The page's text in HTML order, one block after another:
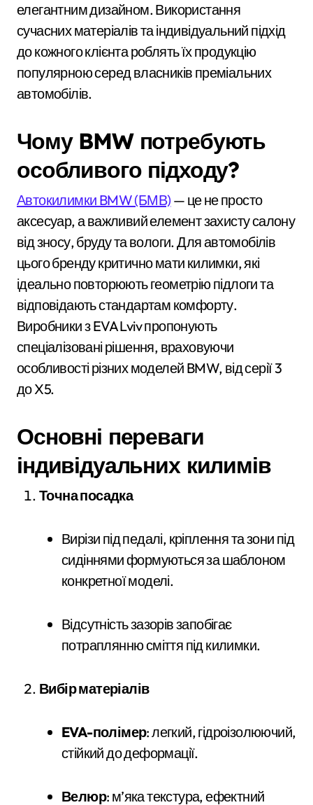
елегантним дизайном. Використання
сучасних матеріалів та індивідуальний підхід
до кожного клієнта роблять їх продукцію
популярною серед власників преміальних
автомобілів.
Чому BMW потребують
особливого підходу?
Автокилимки BMW (БМВ)— це не просто
аксесуар, а важливий елемент захисту салону
від зносу, бруду та вологи. Для автомобілів
цього бренду критично мати килимки, які
ідеально повторюють геометрію підлоги та
відповідають стандартам комфорту.
Виробники з EVA Lviv пропонують
спеціалізовані рішення, враховуючи
особливості різних моделей BMW, від серії 3
до X5.
Основні переваги
індивідуальних килимів
Точна посадка
Вирізи під педалі, кріплення та зони під
сидіннями формуються за шаблоном
конкретної моделі.
Відсутність зазорів запобігає
потраплянню сміття під килимки.
Вибір матеріалів
EVA-полімер: легкий, гідроізолюючий,
стійкий до деформації.
Велюр: м’яка текстура, ефектний